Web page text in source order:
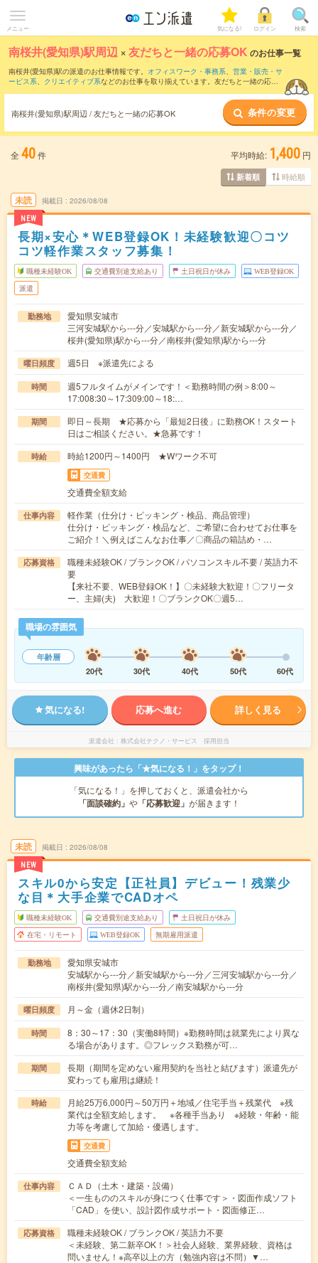
メニュー 気になる! ログイン 検索
南桜井(愛知県)駅周辺 ×友だちと一緒の応募OK のお仕事一覧
南桜井(愛知県)駅の派遣のお仕事情報です。 オフィスワーク・事務系、 営業・販売・サ
ービス系、 クリエイティブ系などのお仕事を取り揃えています。友だちと一緒の応募
南桜井(愛知県)駅周辺 / 友だちと一緒の応募OK 条件の変更
全 40件 平均時給: 1,400 円
新着順 時給順
未読
NEW
掲載日 2026/08/08
長期×安心＊WEB登録OK！未経験歓迎〇コツ
コツ軽作業スタッフ募集！
職種未経験OK 交通費別途支給あり 土日祝日が休み WEB登録OK
派遣
勤務地
愛知県安城市
三河安城駅から---分／安城駅から---分／新安城駅から---分／
桜井(愛知県)駅から---分／南桜井(愛知県)駅から---分
曜日頻度 週5日 ※派遣先による
時間
週5フルタイムがメインです！＜勤務時間の例＞8:00～
17:008:30～17:309:00～18:…
期間
即日～長期 ★応募から「最短2日後」に勤務OK！スタート
日はご相談ください。★急募です！
時給 時給1200円～1400円 ★Wワーク不可
交通費
交通費全額支給
仕事内容
軽作業（仕分け・ピッキング・検品、商品管理）
仕分け・ピッキング・検品など、ご希望に合わせてお仕事を
ご紹介！＼例えばこんなお仕事／〇商品の箱詰め・…
応募資格
職種未経験OK / ブランクOK / パソコンスキル不要 / 英語力不
要
【来社不要、WEB登録OK！】〇未経験大歓迎！〇フリータ
ー、主婦(夫) 大歓迎！〇ブランクOK〇週5…
職場の雰囲気
年齢層
20代
30代 40代 50代 60代
気になる! 応募へ進む 詳しく見る
派遣会社 株式会社テクノ・サービス 採用担当
興味があったら「★気になる！」をタップ！
「気になる！」を押しておくと、派遣会社から
「面談確約」 や 「応募歓迎」 が届きます！
未読
NEW
掲載日 2026/08/08
スキル0から安定【正社員】デビュー！残業少
な目＊大手企業でCADオペ
職種未経験OK 交通費別途支給あり 土日祝日が休み
在宅・リモート WEB登録OK 無期雇用派遣
勤務地
愛知県安城市
安城駅から---分／新安城駅から---分／三河安城駅から---分／
南桜井(愛知県)駅から---分／南安城駅から---分
曜日頻度 月～金（週休2日制）
時間
8：30～17：30（実働8時間）※勤務時間は就業先により異な
る場合があります。◎フレックス勤務が可…
期間
長期（期間を定めない雇用契約を当社と結びます）派遣先が
変わっても雇用は継続！
時給
月給25万6,000円～50万円＋地域／住宅手当＋残業代 ※残
業代は全額支給します。 ※各種手当あり ※経験・年齢・能
力等を考慮して加給・優遇します。
交通費
交通費全額支給
仕事内容
ＣＡＤ（土木・建築・設備）
＜一生もののスキルが身につく仕事です＞・図面作成ソフト
「CAD」を使い、設計図作成サポート・図面修正…
応募資格
職種未経験OK / ブランクOK / 英語力不要
＜未経験、第二新卒OK！＞社会人経験、業界経験、資格は
問いません！※高卒以上の方（勉強内容は不問）▼…